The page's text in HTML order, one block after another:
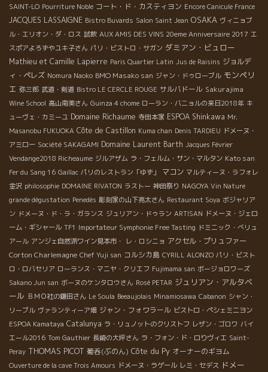
SAINT-LO Pourriture Noble コート・ド・カスティヨン Encore Canicule France
JACQUES LASSAIGNE Bistro Buvards Salon Saint Jean OSAKA ヴィニョブ
ル・エリオン・ダ・ロス 試飲 AUX AMIS DES VINS 20eme Anniversaire 2017 エ
スポアよろずやユキ子さん パリ・ビストロ・サガン ダミアン・ビュロー
Mathieu et Camille Lapierre Paris Quartier Latin Jus de Raisins ジョルデ
ィ・ペレズ Nomura Naoko BMO Masako san ジャン・ドゥローブル モンペリ
エ 弥三郎 武道・剣道 Bistro LE CERCLE ROUGE サルバドール Sakurajima
Wine School 高山南美さん Guinza 4 chome ローラン・バニョルの来日2018年 キ
ューヴェ・カミーユ Domaine Richaume 寺田本家 ESPOA Shinkawa Mr.
Masanobu FUKUOKA Côte de Castillon Kuma chan Denis TARDIEU ドメーヌ・
アミロー Société SAKAGAMI Domaine Laurent Barth Jacques Février
Vendange2018 Richeaume ジルアザム ラ・フェルム・サン・マルタン Kato san
Fer du Sang 16 Gaillac パリのレストラン「ゆず」 マコン マルティーヌ・ラフォレ
金沢 philosophie DOMAINE RIVATON ラストー 神田祭り NAGOYA Vin Nature
grande dégustation Penedès 彫刻家の山下亮太さん Restaurant Soya ボジャリア
ン ドメーヌ・ド・ラ・ガランス ジュリアン・ドゥラン ARTISAN ドメーヌ・ジェロ
ーム・ギシャール TF1 Importateur Symphonie Free Tasting ドミニック・べリュ
アール アンジェ自然派ワイン見本市・ レ・ロシニョ アクセル・プリュファー
Corton Charlemagne Chef Yuji san コルシカ島 CYRILL ALONZO パリ・ビスト
ロ・ロバセリア ローランス・マニヤ・クリエフ Fujimama san ボージョロワーズ
Sakano Jun san ボーヌのケンタロウさん Rosé PETAR ジュリアン・アルタベ
ール ＢＭＯ社の鎌田さん Le Soula Beeaujolais Minamiosawa Cabanon シャン・
リーブル ヴァランティーア畑 ジャン・フォワラール ビストロ・ペシェミニヨン
ESPOA Kamataya Catalunya ラ・リュノットのクリストフ レザン・ゴロワ バイ
エール2016 Tom Gauthier 長崎の大坪さん ラ・フォン・ド・ロりヴィエ Saint-
Peray THOMAS PICOT 葡呑(ぶのん) Côte du Py オーナーのギヨム
Ouverture de la cave Trois Amours ドメーヌ・ラゲール レミ・セデス ドメー